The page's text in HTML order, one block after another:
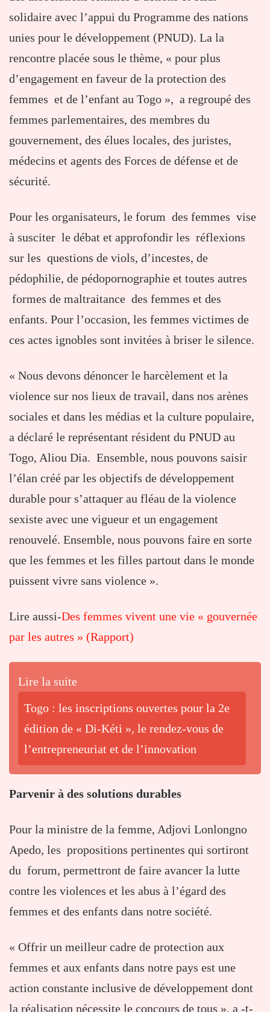
solidaire avec l’appui du Programme des nations
unies pour le développement (PNUD). La la
rencontre placée sous le thème, « pour plus
d’engagement en faveur de la protection des
femmes et de l’enfant au Togo », a regroupé des
femmes parlementaires, des membres du
gouvernement, des élues locales, des juristes,
médecins et agents des Forces de défense et de
sécurité.
Pour les organisateurs, le forum des femmes vise
à susciter le débat et approfondir les réflexions
sur les questions de viols, d’incestes, de
pédophilie, de pédopornographie et toutes autres
formes de maltraitance des femmes et des
enfants. Pour l’occasion, les femmes victimes de
ces actes ignobles sont invitées à briser le silence.
« Nous devons dénoncer le harcèlement et la
violence sur nos lieux de travail, dans nos arènes
sociales et dans les médias et la culture populaire,
a déclaré le représentant résident du PNUD au
Togo, Aliou Dia. Ensemble, nous pouvons saisir
l’élan créé par les objectifs de développement
durable pour s’attaquer au fléau de la violence
sexiste avec une vigueur et un engagement
renouvelé. Ensemble, nous pouvons faire en sorte
que les femmes et les filles partout dans le monde
puissent vivre sans violence ».
Lire aussi-Des femmes vivent une vie « gouvernée
par les autres » (Rapport)
Lire la suite
Togo : les inscriptions ouvertes pour la 2e
édition de « Di-Kéti », le rendez-vous de
l’entrepreneuriat et de l’innovation
Parvenir à des solutions durables
Pour la ministre de la femme, Adjovi Lonlongno
Apedo, les propositions pertinentes qui sortiront
du forum, permettront de faire avancer la lutte
contre les violences et les abus à l’égard des
femmes et des enfants dans notre société.
« Offrir un meilleur cadre de protection aux
femmes et aux enfants dans notre pays est une
action constante inclusive de développement dont
la réalisation nécessite le concours de tous », a -t-